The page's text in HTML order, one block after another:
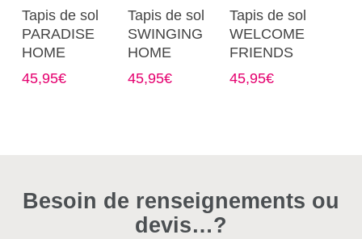
Choix Des
Options
produit
a
variations.
sur
Tapis de sol
PARADISE
HOME
45,95€
Choix Des
Options
produit
a
variations.
sur
la
Tapis de sol
SWINGING
HOME
45,95€
Choix Des
Options
produit
a
variations.
sur
Tapis de sol
WELCOME
FRIENDS
45,95€
Besoin de renseignements ou
devis…?